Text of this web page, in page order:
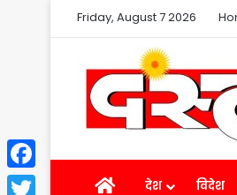
Friday, August 7 2026
Homeदेश विदेश
Facebook